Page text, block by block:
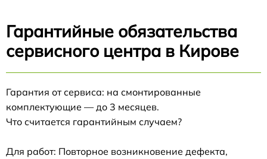
Гарантийные обязательства
сервисного центра в Кирове
Гарантия от сервиса: на смонтированные
комплектующие — до 3 месяцев.
Что считается гарантийным случаем?
Для работ: Повторное возникновение дефекта,